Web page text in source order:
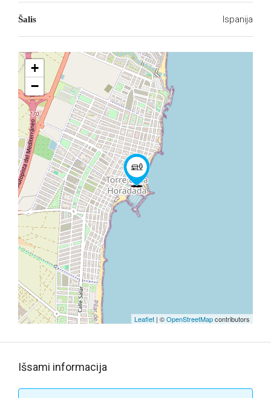
Šalis Ispanija
+
−
Leaflet | ©OpenStreetMapcontributors
Išsami informacija